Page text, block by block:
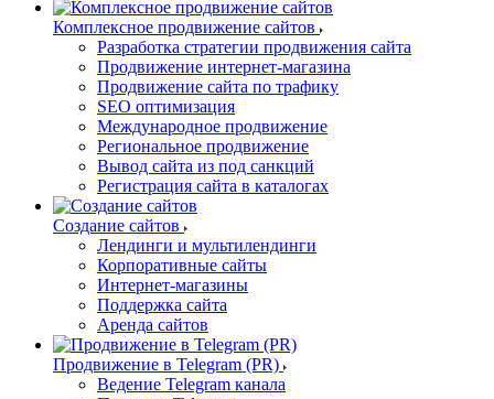
Комплексное продвижение сайтов
Разработка стратегии продвижения сайта
Продвижение интернет-магазина
Продвижение сайта по трафику
SEO оптимизация
Международное продвижение
Региональное продвижение
Вывод сайта из под санкций
Регистрация сайта в каталогах
Создание сайтов
Лендинги и мультилендинги
Корпоративные сайты
Интернет-магазины
Поддержка сайта
Аренда сайтов
Продвижение в Telegram (PR)
Ведение Telegram канала